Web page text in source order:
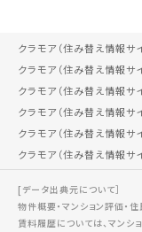
クラモア（住み替え情報サイ
クラモア（住み替え情報サイ
クラモア（住み替え情報サイ
クラモア（住み替え情報サイ
クラモア（住み替え情報サイ
クラモア（住み替え情報サイ
[データ出典元について］
物件概要・マンション評価・
賃料履歴については、マンシ